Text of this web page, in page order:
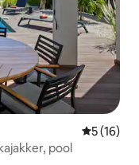
5 ud af 5 i
5 (16)
pool